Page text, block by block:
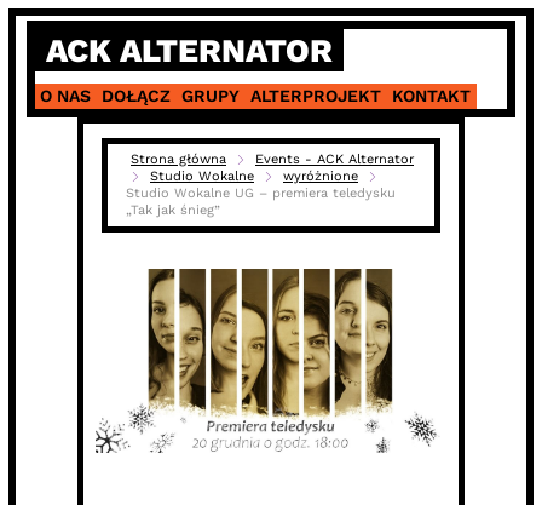
Skip
content
ACK ALTERNATOR
O NAS DOŁĄCZ GRUPY ALTERPROJEKT KONTAKT
Strona główna
Events - ACK Alternator
Studio Wokalne
wyróżnione
Studio Wokalne UG – premiera teledysku
„Tak jak śnieg”